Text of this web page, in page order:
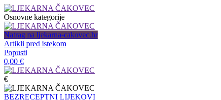
Osnovne kategorije
Natrag na ljekarna-cakovec.hr
Artikli pred istekom
Popusti
0,00 €
€
BEZRECEPTNI LIJEKOVI